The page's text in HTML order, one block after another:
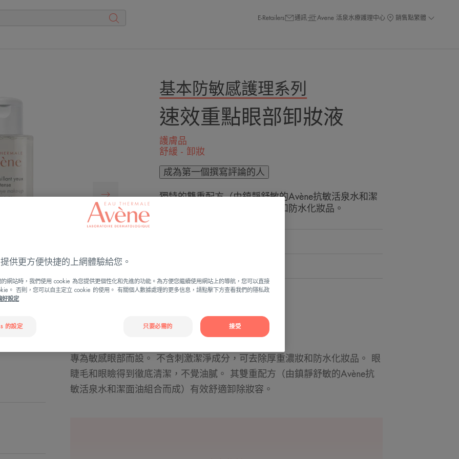
E-Retailers 通訊 Avene 活泉水療護理中心 銷售點繁體
基本防敏感護理系列
速效重點眼部卸妝液
護膚品
舒緩 - 卸妝
成為第一個撰寫評論的人
獨特的雙重配方（由鎮靜舒敏的Avène抗敏活泉水和潔
面油組合而成），可卸除濃妝和防水化妝品。
專為敏感眼部而設。 不含刺激潔淨成分，可去除厚重濃妝和防水化妝品。 眼
睫毛和眼瞼得到徹底清潔，不覺油膩。 其雙重配方（由鎮靜舒敏的Avène抗
敏活泉水和潔面油組合而成）有效舒適卸除妝容。
供更方便快捷的上網體驗給您。
網站時，我們使用 cookie 為您提供更個性化和先進的功能。為方便您繼續使用網站上的導航，您可以直接
。 否則，您可以自主定立 cookie 的使用。 有關個人數據處理的更多信息，請點擊下方查看我們的隱私政
好設定
的設定 只要必需的 接受